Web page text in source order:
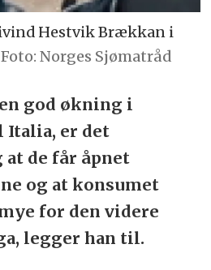
Hestvik Brækkan i
Norges Sjømatråd
god økning i
er det
de får åpnet
og at konsumet
for den videre
legger han til.